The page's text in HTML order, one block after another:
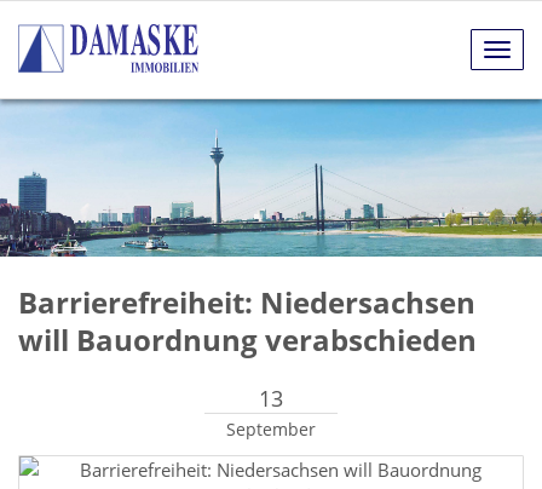
Barrierefreiheit: Niedersachsen
will Bauordnung verabschieden
13
September